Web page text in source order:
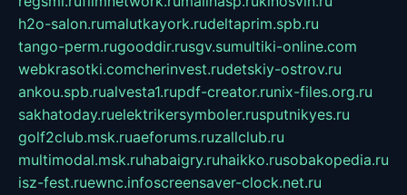
h2o-salon.rumalutkayork.rudeltaprim.spb.ru
tango-perm.rugooddir.rusgv.sumultiki-online.com
webkrasotki.comcherinvest.rudetskiy-ostrov.ru
ankou.spb.rualvesta1.rupdf-creator.runix-files.org.ru
sakhatoday.ruelektrikersymboler.rusputnikyes.ru
golf2club.msk.ruaeforums.ruzallclub.ru
multimodal.msk.ruhabaigry.ruhaikko.rusobakopedia.ru
isz-fest.ruewnc.infoscreensaver-clock.net.ru